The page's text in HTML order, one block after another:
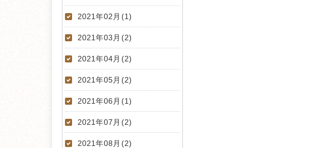
2021年02月(1)
2021年03月(2)
2021年04月(2)
2021年05月(2)
2021年06月(1)
2021年07月(2)
2021年08月(2)